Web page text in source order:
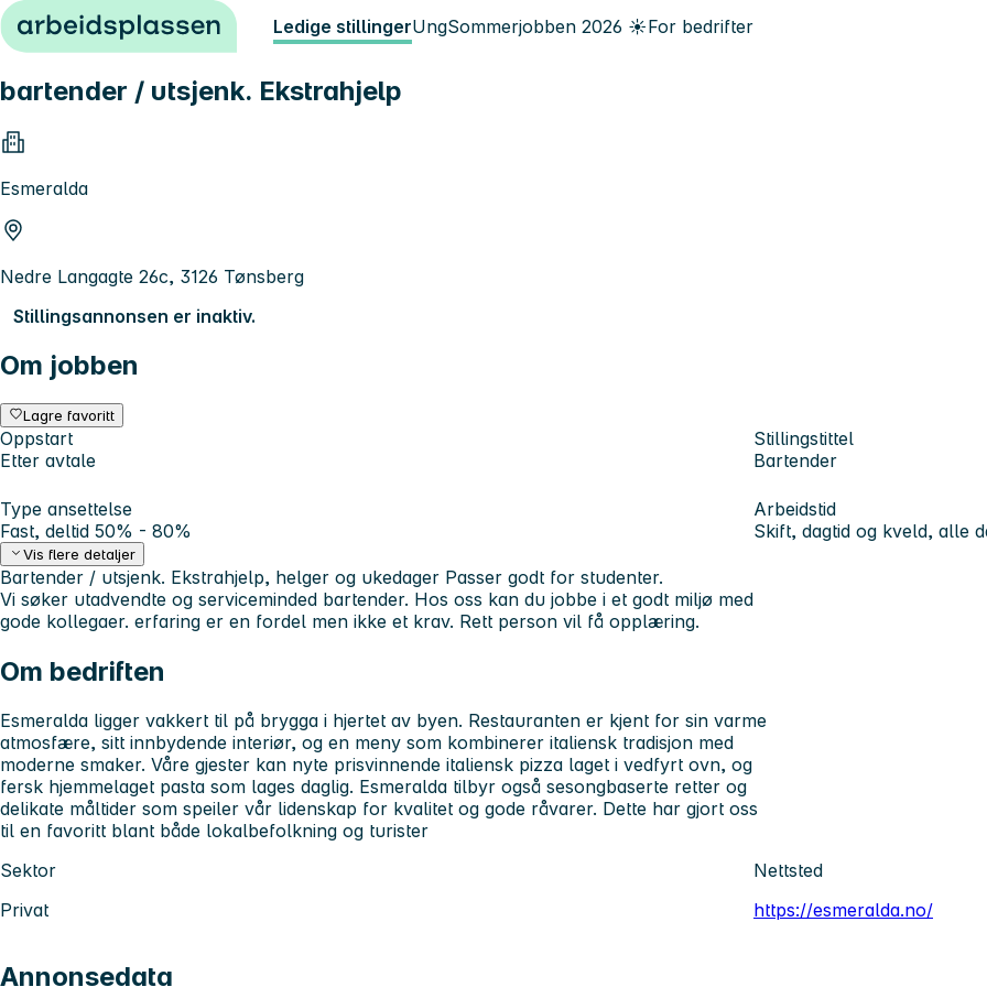
Hopp til innhold Ledige stillingerUngSommerjobben 2026 ☀️For bedrifter
bartender / utsjenk. Ekstrahjelp
Esmeralda
Nedre Langagte 26c, 3126 Tønsberg
Stillingsannonsen er inaktiv.
Om jobben
Lagre favoritt
Oppstart
Etter avtale
Stillingstittel
Bartender
Type ansettelse
Fast, deltid 50% - 80%
Arbeidstid
Skift, dagtid og kveld, alle
Vis flere detaljer
Bartender / utsjenk. Ekstrahjelp, helger og ukedager Passer godt for studenter.
Vi søker utadvendte og serviceminded bartender. Hos oss kan du jobbe i et godt miljø med
gode kollegaer. erfaring er en fordel men ikke et krav. Rett person vil få opplæring.
Om bedriften
Esmeralda ligger vakkert til på brygga i hjertet av byen. Restauranten er kjent for sin varme
atmosfære, sitt innbydende interiør, og en meny som kombinerer italiensk tradisjon med
moderne smaker. Våre gjester kan nyte prisvinnende italiensk pizza laget i vedfyrt ovn, og
fersk hjemmelaget pasta som lages daglig. Esmeralda tilbyr også sesongbaserte retter og
delikate måltider som speiler vår lidenskap for kvalitet og gode råvarer. Dette har gjort oss
til en favoritt blant både lokalbefolkning og turister
Sektor
Privat
Nettsted
https://esmeralda.no/
Annonsedata